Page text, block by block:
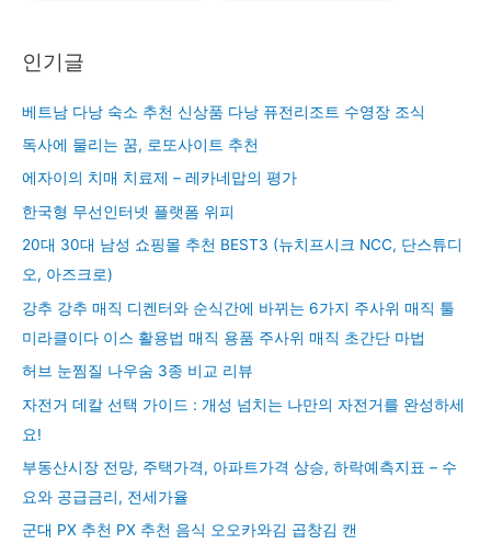
인기글
베트남 다낭 숙소 추천 신상품 다낭 퓨전리조트 수영장 조식
독사에 물리는 꿈, 로또사이트 추천
에자이의 치매 치료제 – 레카네맙의 평가
한국형 무선인터넷 플랫폼 위피
20대 30대 남성 쇼핑몰 추천 BEST3 (뉴치프시크 NCC, 단스튜디
오, 아즈크로)
강추 강추 매직 디켄터와 순식간에 바뀌는 6가지 주사위 매직 툴
미라클이다 이스 활용법 매직 용품 주사위 매직 초간단 마법
허브 눈찜질 나우숨 3종 비교 리뷰
자전거 데칼 선택 가이드 : 개성 넘치는 나만의 자전거를 완성하세
요!
부동산시장 전망, 주택가격, 아파트가격 상승, 하락예측지표 – 수
요와 공급금리, 전세가율
군대 PX 추천 PX 추천 음식 오오카와김 곱창김 캔